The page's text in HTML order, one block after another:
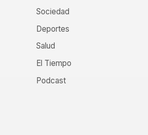
Sociedad
Deportes
Salud
El Tiempo
Podcast